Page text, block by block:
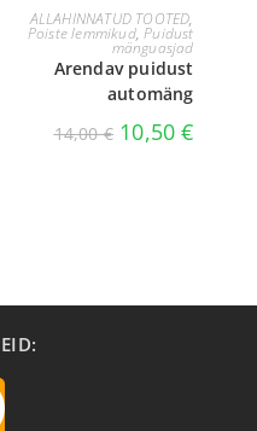
LOE EDASI
ALLAHINNATUD TOOTED,
Poiste lemmikud,Puidust
mänguasjad
Arendav puidust
automäng
14,00€ 10,50€